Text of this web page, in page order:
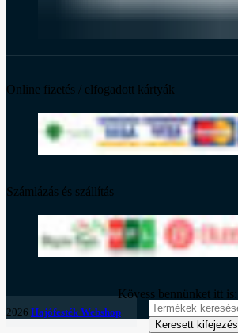
Online fizetés / elfogadott kártyák
Számlázás és szállítás
Kövess bennünket itt is:
2026 Hajófesték Webshop
Keresett kifejezés